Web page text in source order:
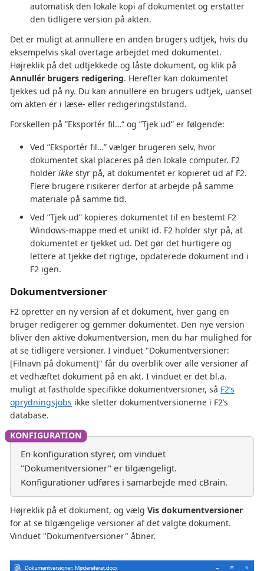
automatisk den lokale kopi af dokumentet og erstatter
den tidligere version på akten.
Det er muligt at annullere en anden brugers udtjek, hvis du
eksempelvis skal overtage arbejdet med dokumentet.
Højreklik på det udtjekkede og låste dokument, og klik på
Annullér brugers redigering. Herefter kan dokumentet
tjekkes ud på ny. Du kan annullere en brugers udtjek, uanset
om akten er i læse- eller redigeringstilstand.
Forskellen på ”Eksportér fil…” og ”Tjek ud” er følgende:
Ved ”Eksportér fil…” vælger brugeren selv, hvor
dokumentet skal placeres på den lokale computer. F2
holder ikke styr på, at dokumentet er kopieret ud af F2.
Flere brugere risikerer derfor at arbejde på samme
materiale på samme tid.
Ved ”Tjek ud” kopieres dokumentet til en bestemt F2
Windows-mappe med et unikt id. F2 holder styr på, at
dokumentet er tjekket ud. Det gør det hurtigere og
lettere at tjekke det rigtige, opdaterede dokument ind i
F2 igen.
Dokumentversioner
F2 opretter en ny version af et dokument, hver gang en
bruger redigerer og gemmer dokumentet. Den nye version
bliver den aktive dokumentversion, men du har mulighed for
at se tidligere versioner. I vinduet "Dokumentversioner:
[Filnavn på dokument]" får du overblik over alle versioner af
et vedhæftet dokument på en akt. I vinduet er det bl.a.
muligt at fastholde specifikke dokumentversioner, så F2’s
oprydningsjobs ikke sletter dokumentversionerne i F2’s
database.
En konfiguration styrer, om vinduet
"Dokumentversioner" er tilgængeligt.
Konfigurationer udføres i samarbejde med cBrain.
Højreklik på et dokument, og vælg Vis dokumentversioner
for at se tilgængelige versioner af det valgte dokument.
Vinduet "Dokumentversioner" åbner.